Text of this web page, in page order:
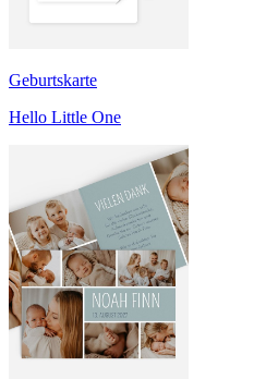
Geburtskarte
Hello Little One